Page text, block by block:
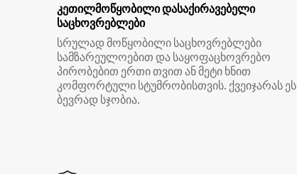
კეთილმოწყობილი დასაქირავებელი
საცხოვრებლები
სრულად მოწყობილი საცხოვრებლები
სამზარეულოებით და საყოფაცხოვრებო
პირობებით ერთი თვით ან მეტი ხნით
კომფორტული სტუმრობისთვის. ქვეიჯარას ეს
ბევრად სჯობია.